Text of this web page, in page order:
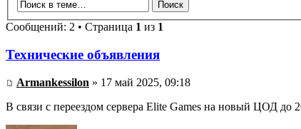
Сообщений: 2 • Страница 1 из 1
Технические объявления
Armankessilon » 17 май 2025, 09:18
В связи с переездом сервера Elite Games на новый ЦОД до